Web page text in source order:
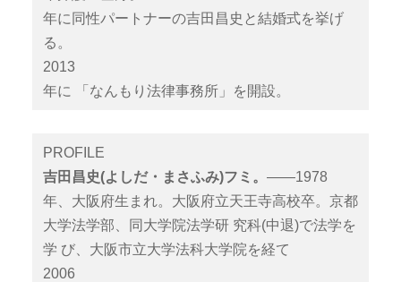
年に同性パートナーの吉田昌史と結婚式を挙げ
る。
2013
年に 「なんもり法律事務所」を開設。
PROFILE
吉田昌史(よしだ・まさふみ)フミ。 ――1978
年、大阪府生まれ。大阪府立天王寺高校卒。京都
大学法学部、同大学院法学研 究科(中退)で法学を
学 び、大阪市立大学法科大学院を経て
2006